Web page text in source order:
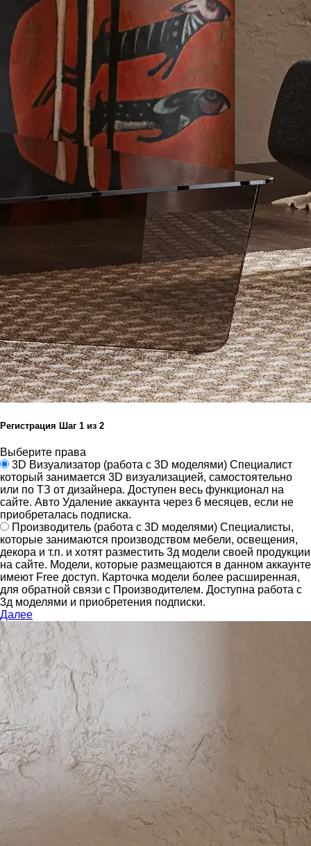
Регистрация Шаг 1 из 2
Выберите права
3D Визуализатор (работа с 3D моделями) Специалист
который занимается 3D визуализацией, самостоятельно
или по ТЗ от дизайнера. Доступен весь функционал на
сайте. Авто Удаление аккаунта через 6 месяцев, если не
приобреталась подписка.
Производитель (работа с 3D моделями) Специалисты,
которые занимаются производством мебели, освещения,
декора и т.п. и хотят разместить 3д модели своей продукции
на сайте. Модели, которые размещаются в данном аккаунте
имеют Free доступ. Карточка модели более расширенная,
для обратной связи с Производителем. Доступна работа с
3д моделями и приобретения подписки.
Далее